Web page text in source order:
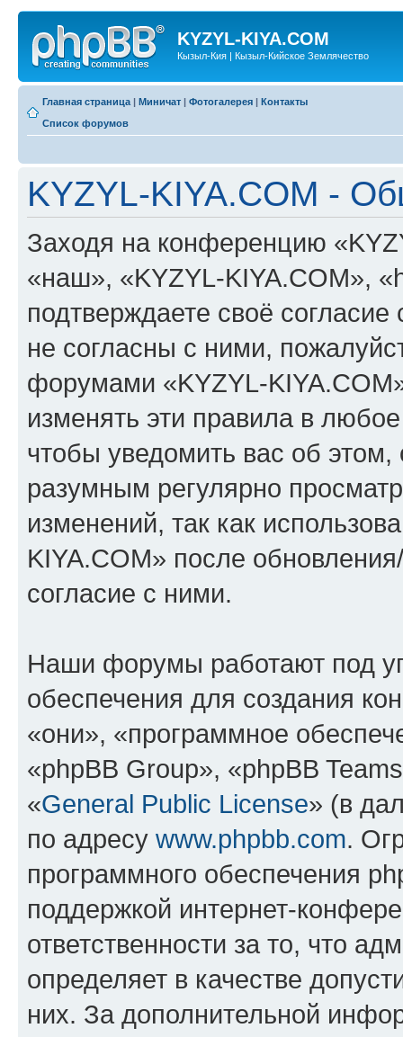
KYZYL-KIYA.COM
Кызыл-Кия | Кызыл-Кийское Землячество
Главная страница | Миничат | Фотогалерея | Контакты
Список форумов
KYZYL-KIYA.COM -
Заходя на конференцию
«наш», «KYZYL-KIYA.COM»,
подтверждаете своё
не согласны с ними,
форумами «KYZYL-
изменять эти правила в
чтобы уведомить вас об
разумным регулярно
изменений, так как
KIYA.COM» после
согласие с ними.
Наши форумы работают под
обеспечения для создания
«они», «программное
«phpBB Group», «phpBB
«General Public License» (в
по адресу www.phpbb.com.
программного обеспечения
поддержкой интернет-
ответственности за то, что
определяет в качестве
них. За дополнительной